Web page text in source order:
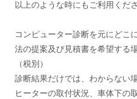
以上のような時にもご利用くだ
コンピューター診断を元にどこ
法の提案及び見積書を希望する
（税別）
診断結果だけでは、わからない
ヒーターの取付状況、車体下の